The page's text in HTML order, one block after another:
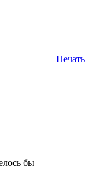
Печать
бы